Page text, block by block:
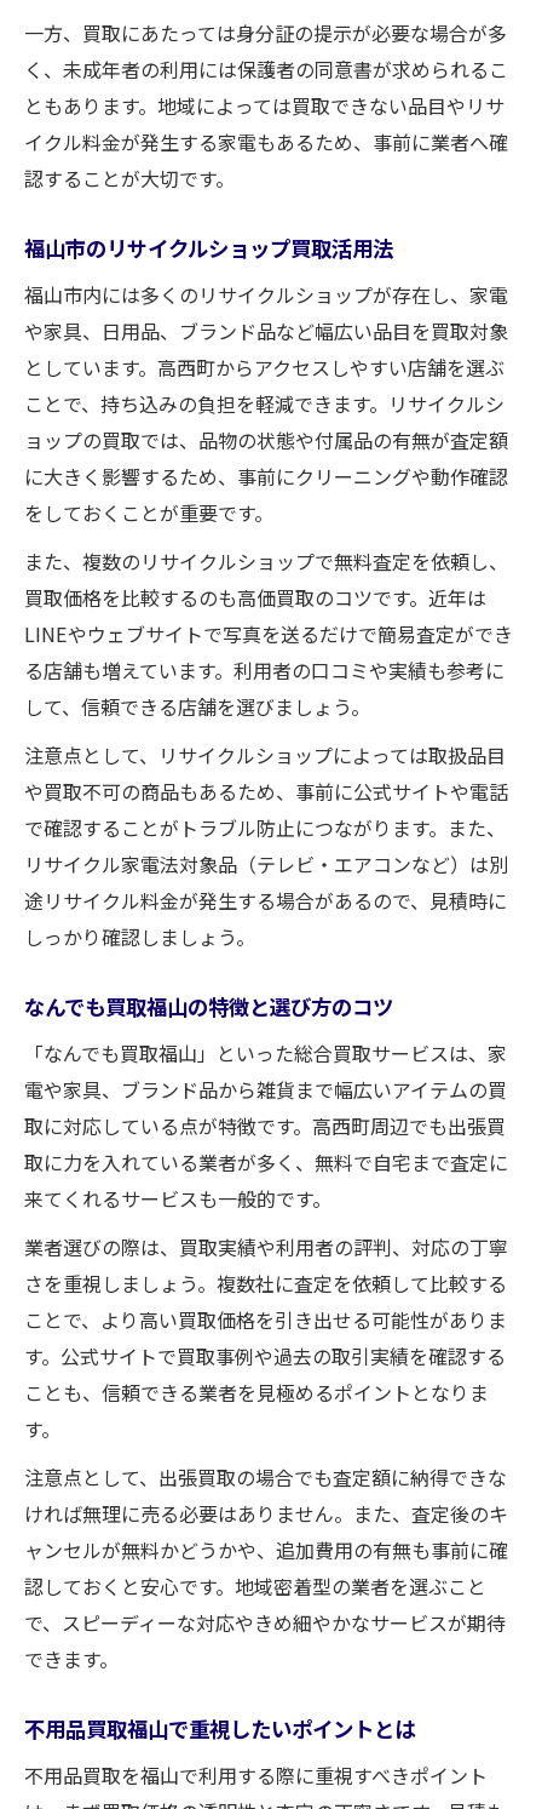
現金化を時短するシンプルな買取ステップ
高価買取につながる下準備のポイント紹介
買取前のクリーニングで査定アップを目指
す
写真撮影の工夫で買取査定が有利になる方
法
家電・家具の状態確認が高価買取の鍵
複数業者への見積もり依頼で最適な買取選
択
出張買取サービスを活用するメリットとは
自宅で完結する出張買取の便利な使い方
出張買取福山のサービス比較ポイント
即日現金化を実現する出張買取の流れ
査定無料や回収オプションの活用法
効率的な買取査定の依頼方法を知ろう
LINEや電話でできる買取査定依頼の利便性
複数業者へ同時査定依頼するテクニック
無料査定サービスを有効活用する方法
査定で高評価を得るためのポイント解説
宅配買取と出張買取の査定依頼の違い
一方、買取にあたっては身分証の提示が必要な場合が多
く、未成年者の利用には保護者の同意書が求められるこ
ともあります。地域によっては買取できない品目やリサ
イクル料金が発生する家電もあるため、事前に業者へ確
認することが大切です。
福山市のリサイクルショップ買取活用法
福山市内には多くのリサイクルショップが存在し、家電
や家具、日用品、ブランド品など幅広い品目を買取対象
としています。高西町からアクセスしやすい店舗を選ぶ
ことで、持ち込みの負担を軽減できます。リサイクルシ
ョップの買取では、品物の状態や付属品の有無が査定額
に大きく影響するため、事前にクリーニングや動作確認
をしておくことが重要です。
また、複数のリサイクルショップで無料査定を依頼し、
買取価格を比較するのも高価買取のコツです。近年は
LINEやウェブサイトで写真を送るだけで簡易査定ができ
る店舗も増えています。利用者の口コミや実績も参考に
して、信頼できる店舗を選びましょう。
注意点として、リサイクルショップによっては取扱品目
や買取不可の商品もあるため、事前に公式サイトや電話
で確認することがトラブル防止につながります。また、
リサイクル家電法対象品（テレビ・エアコンなど）は別
途リサイクル料金が発生する場合があるので、見積時に
しっかり確認しましょう。
なんでも買取福山の特徴と選び方のコツ
「なんでも買取福山」といった総合買取サービスは、家
電や家具、ブランド品から雑貨まで幅広いアイテムの買
取に対応している点が特徴です。高西町周辺でも出張買
取に力を入れている業者が多く、無料で自宅まで査定に
来てくれるサービスも一般的です。
業者選びの際は、買取実績や利用者の評判、対応の丁寧
さを重視しましょう。複数社に査定を依頼して比較する
ことで、より高い買取価格を引き出せる可能性がありま
す。公式サイトで買取事例や過去の取引実績を確認する
ことも、信頼できる業者を見極めるポイントとなりま
す。
注意点として、出張買取の場合でも査定額に納得できな
ければ無理に売る必要はありません。また、査定後のキ
ャンセルが無料かどうかや、追加費用の有無も事前に確
認しておくと安心です。地域密着型の業者を選ぶこと
で、スピーディーな対応やきめ細やかなサービスが期待
できます。
不用品買取福山で重視したいポイントとは
不用品買取を福山で利用する際に重視すべきポイント